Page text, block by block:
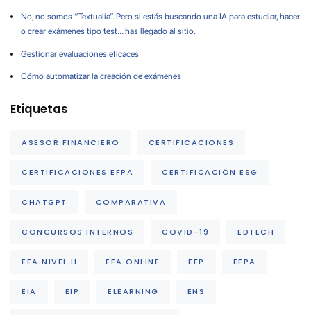
No, no somos “Textualia”. Pero si estás buscando una IA para estudiar, hacer
o crear exámenes tipo test… has llegado al sitio.
Gestionar evaluaciones eficaces
Cómo automatizar la creación de exámenes
Etiquetas
ASESOR FINANCIERO CERTIFICACIONES
CERTIFICACIONES EFPA CERTIFICACIÓN ESG
CHATGPT COMPARATIVA
CONCURSOS INTERNOS COVID-19 EDTECH
EFA NIVEL II EFA ONLINE EFP EFPA
EIA EIP ELEARNING ENS